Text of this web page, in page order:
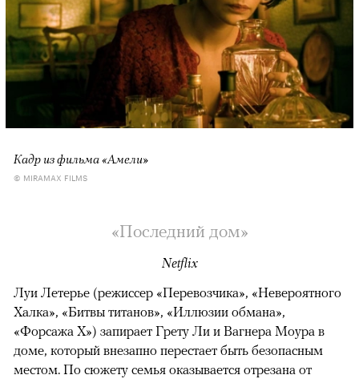
Кадр из фильма «Амели»
© MIRAMAX FILMS
«Последний дом»
Netflix
Луи Летерье (режиссер «Перевозчика», «Невероятного
Халка», «Битвы титанов», «Иллюзии обмана»,
«Форсажа X») запирает Грету Ли и Вагнера Моура в
доме, который внезапно перестает быть безопасным
местом. По сюжету семья оказывается отрезана от